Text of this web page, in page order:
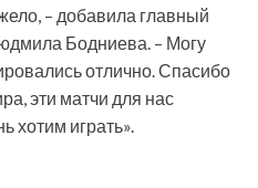
– добавила главный
Бодниева. – Могу
отлично. Спасибо
эти матчи для нас
хотим играть».